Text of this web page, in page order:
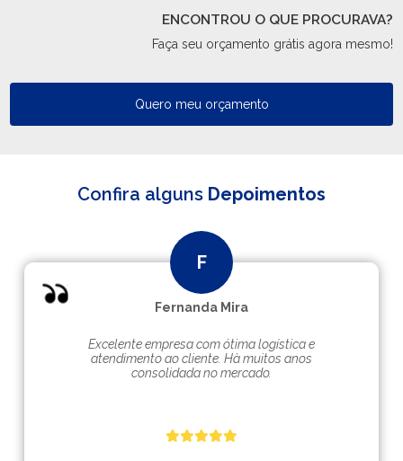
ENCONTROU O QUE PROCURAVA?
Faça seu orçamento grátis agora mesmo!
Quero meu orçamento
Confira alguns Depoimentos
Fernanda Mira
Excelente empresa com ótima logística e
atendimento ao cliente. Hà muitos anos
consolidada no mercado.